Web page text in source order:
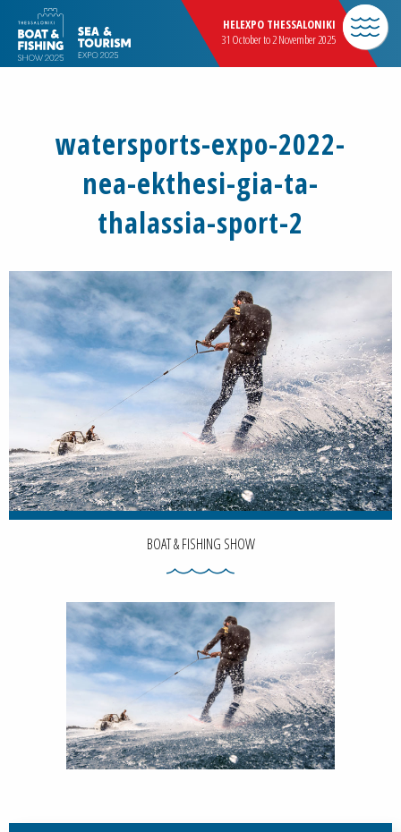
HELEXPO THESSALONIKI
31 October to 2 November 2025
watersports-expo-2022-
nea-ekthesi-gia-ta-
thalassia-sport-2
BOAT & FISHING SHOW